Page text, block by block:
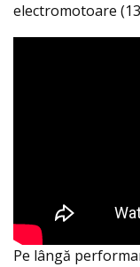
electromotoare
Pe lângă